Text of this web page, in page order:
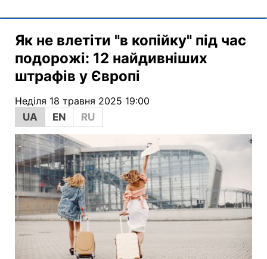
Як не влетіти "в копійку" під час
подорожі: 12 найдивніших
штрафів у Європі
Неділя 18 травня 2025 19:00
UA
EN RU